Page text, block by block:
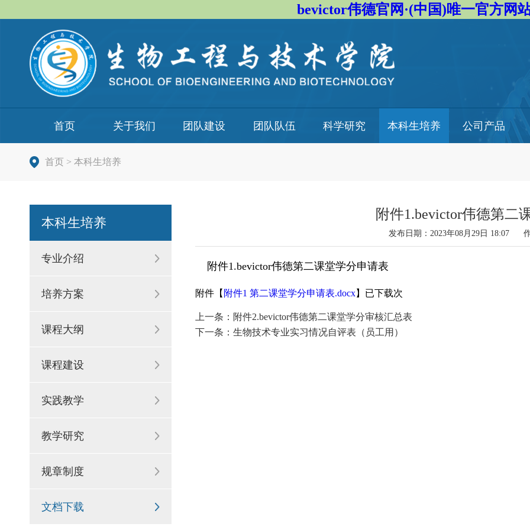
bevictor伟德官网·(中国)唯一官方网
首页 关于我们 团队建设 团队队伍 科学研究 本科生培养 公司产品
首页 > 本科生培养
本科生培养
专业介绍
培养方案
课程大纲
课程建设
实践教学
教学研究
规章制度
文档下载
附件1.bevictor伟德第二
发布日期：2023年08月29日
附件1.bevictor伟德第二课堂学分申请表
附件【 附件1 第二课堂学分申请表.docx】已下载次
上一条： 附件2.bevictor伟德第二课堂学分审核汇总表
下一条： 生物技术专业实习情况自评表（员工用）